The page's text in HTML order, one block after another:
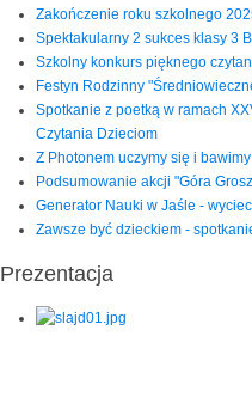
Zakończenie roku szkolnego
Spektakularny 2 sukces klasy 3 B
Szkolny konkurs pięknego
Festyn Rodzinny
Spotkanie z poetką w ramach
Czytania Dzieciom
Z Photonem uczymy się i
Podsumowanie akcji "Góra
Generator Nauki w Jaśle -
Zawsze być dzieckiem -
Prezentacja